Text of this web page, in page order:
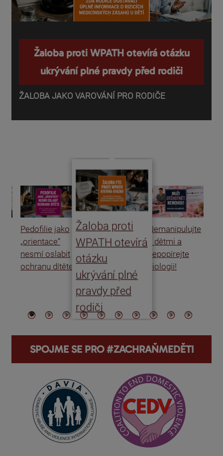
Žaloba proti WPATH otevírá otázku
ukrývání plné pravdy před rodiči
ŽALOBA JAKO VAROVÁNÍ PRO RODIČE
Pedofilie jako
„orientace“
nesmí oslabit
ochranu dítěte
Žaloba proti
WPATH otevírá
otázku
ukrývání plné
pravdy před
rodiči
Nemanipulujte
s dětmi a
nepopírejte
biologii!
SPOJME SE PRO #ZACHRAŇMEDĚTI